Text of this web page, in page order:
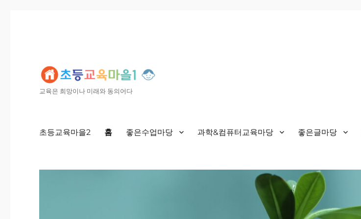
교육은 희망이나 미래와 동의어다
초등교육마을2 홈 좋은수업마당 과학&컴퓨터교육마당 좋은글마당